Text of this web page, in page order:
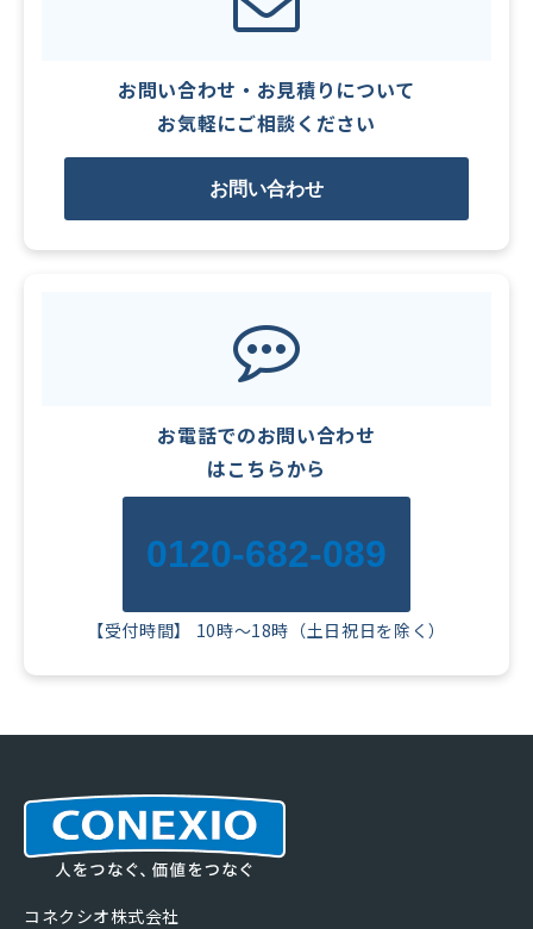
お問い合わせ・お見積りについて
お気軽にご相談ください
お問い合わせ
お電話でのお問い合わせ
はこちらから
0120-682-089
【受付時間】 10時～18時（土日祝日を除く）
コネクシオ株式会社